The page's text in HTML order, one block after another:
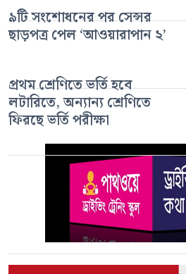
৯টি সংশোধনের পর সেন্সর
ছাড়পত্র পেল ‘আওয়ারাপান ২’
প্রথম শ্রেণিতে ভর্তি হবে
লটারিতে, অন্যান্য শ্রেণিতে
ফিরছে ভর্তি পরীক্ষা